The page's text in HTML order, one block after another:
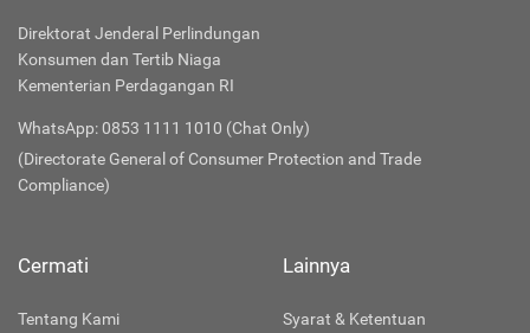
Direktorat Jenderal Perlindungan
Konsumen dan Tertib Niaga
Kementerian Perdagangan RI
WhatsApp: 0853 1111 1010 (Chat Only)
(Directorate General of Consumer Protection and Trade
Compliance)
Cermati
Tentang Kami
Lainnya
Syarat & Ketentuan